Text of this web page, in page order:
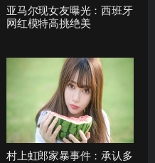
亚马尔现女友曝光：西班牙
网红模特高挑绝美
村上虹郎家暴事件：承认多